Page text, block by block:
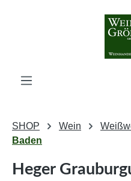
Zum Hauptinhalt springen
SHOP Wein
Baden
Heger